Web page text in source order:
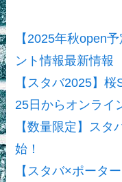
【2025年秋open
ント情報最新情報
【スタバ2025】
25日からオンライ
【数量限定】ス
始！
【スタバ×ポータ